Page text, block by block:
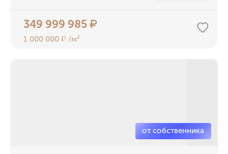
349 999 985₽
1 000 000₽ /м²